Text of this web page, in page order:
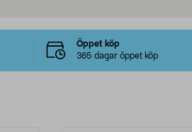
Öppet köp
365 dagar öppet köp